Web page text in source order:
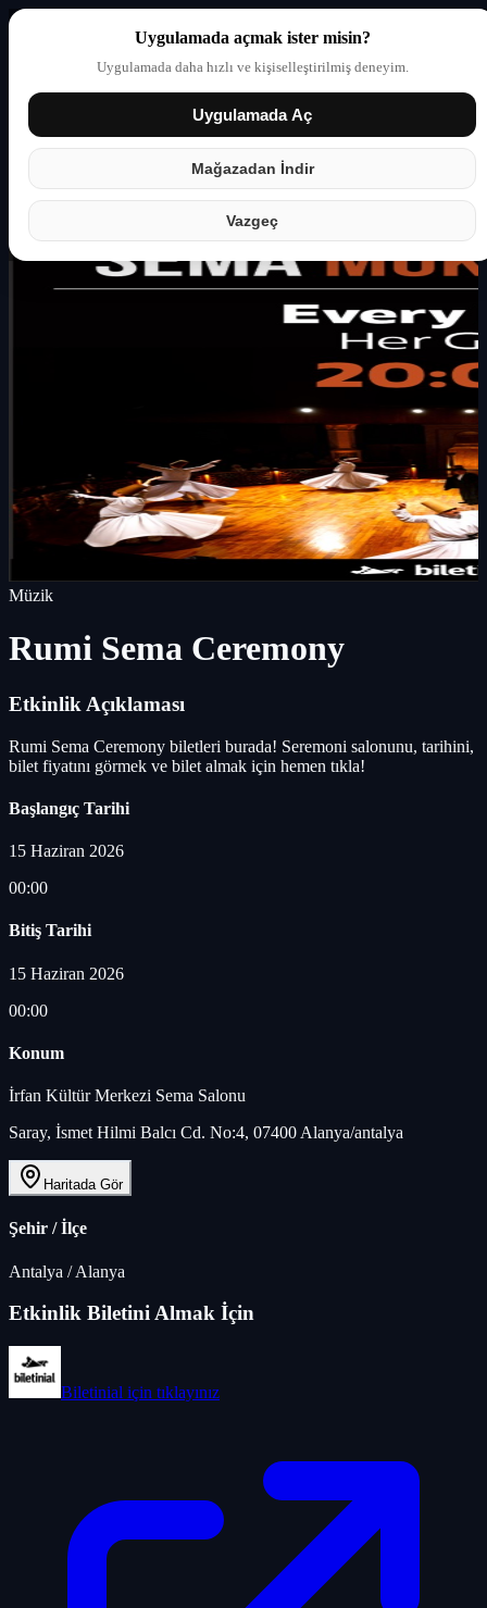
Uygulamada açmak ister misin?
Uygulamada daha hızlı ve kişiselleştirilmiş deneyim.
Uygulamada Aç
Mağazadan İndir
Vazgeç
Giriş yap Partner
Müzik
Rumi Sema Ceremony
Etkinlik Açıklaması
Rumi Sema Ceremony biletleri burada! Seremoni salonunu, tarihini,
bilet fiyatını görmek ve bilet almak için hemen tıkla!
Başlangıç Tarihi
15 Haziran 2026
00:00
Bitiş Tarihi
15 Haziran 2026
00:00
Konum
İrfan Kültür Merkezi Sema Salonu
Saray, İsmet Hilmi Balcı Cd. No:4, 07400 Alanya/antalya
Haritada Gör
Şehir / İlçe
Antalya /Alanya
Etkinlik Biletini Almak İçin
Biletinial için tıklayınız